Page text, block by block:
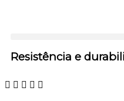
Resistência e